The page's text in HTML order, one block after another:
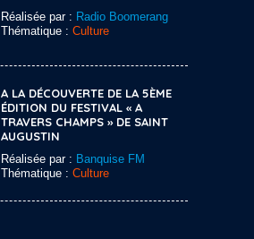
Réalisée par : Radio Boomerang
Thématique : Culture
A LA DÉCOUVERTE DE LA 5ÈME
ÉDITION DU FESTIVAL « A
TRAVERS CHAMPS » DE SAINT
AUGUSTIN
Réalisée par : Banquise FM
Thématique : Culture